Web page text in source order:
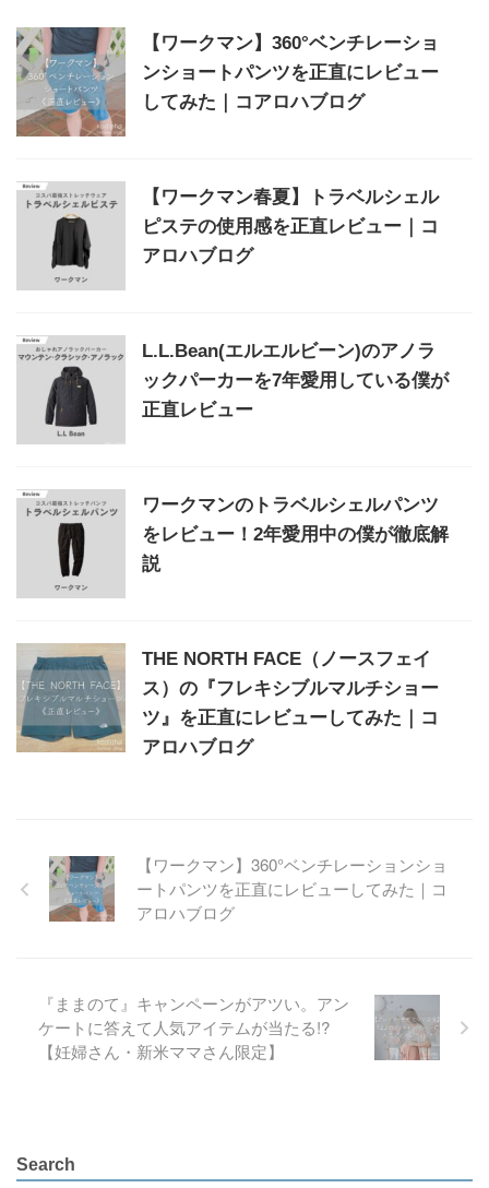
【ワークマン】360°ベンチレーショ
ンショートパンツを正直にレビュー
してみた｜コアロハブログ
【ワークマン春夏】トラベルシェル
ピステの使用感を正直レビュー｜コ
アロハブログ
L.L.Bean(エルエルビーン)のアノラ
ックパーカーを7年愛用している僕が
正直レビュー
ワークマンのトラベルシェルパンツ
をレビュー！2年愛用中の僕が徹底解
説
THE NORTH FACE（ノースフェイ
ス）の『フレキシブルマルチショー
ツ』を正直にレビューしてみた｜コ
アロハブログ
【ワークマン】360°ベンチレーションショ
ートパンツを正直にレビューしてみた｜コ
アロハブログ
『ままのて』キャンペーンがアツい。アン
ケートに答えて人気アイテムが当たる!?
【妊婦さん・新米ママさん限定】
Search